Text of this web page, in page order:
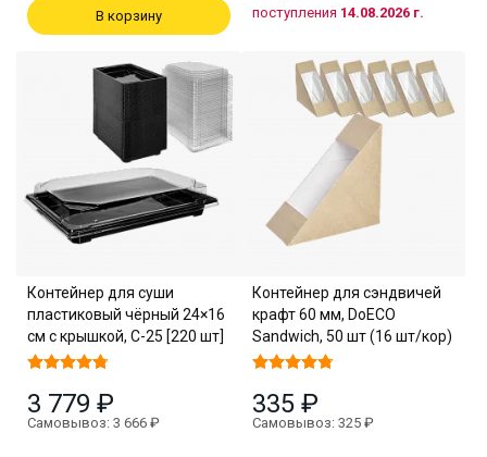
В корзину
поступления 14.08.2026 г.
Контейнер для суши
пластиковый чёрный 24×16
см с крышкой, С-25 [220 шт]
3 779 ₽
Самовывоз: 3 666 ₽
Контейнер для сэндвичей
крафт 60 мм, DoECO
Sandwich, 50 шт (16 шт/кор)
335 ₽
Самовывоз: 325 ₽